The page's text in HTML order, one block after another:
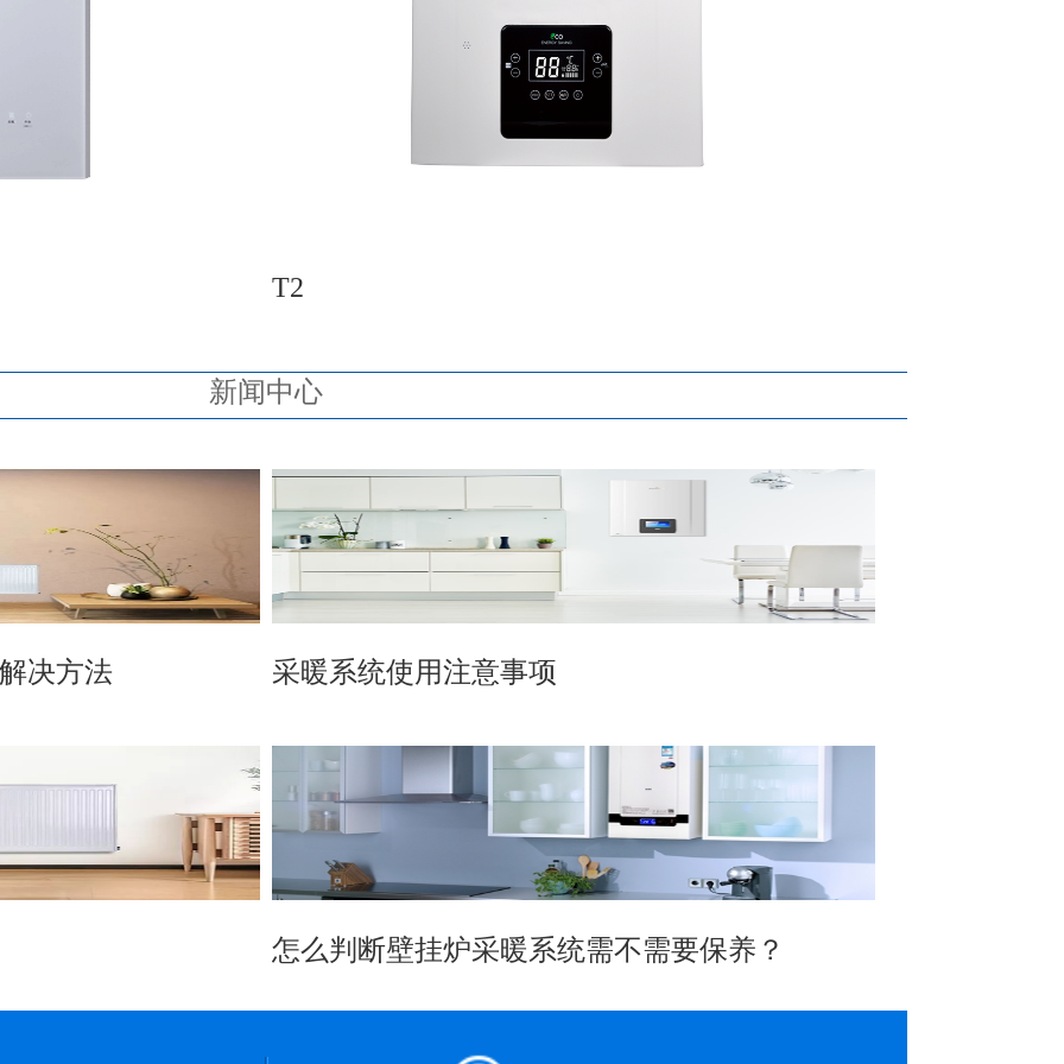
T2
新闻中心
决方法 采暖系统使用注意事项
怎么判断壁挂炉采暖系统需不需要保养？